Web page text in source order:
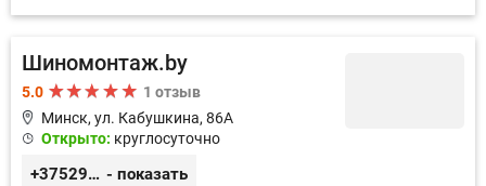
Шиномонтаж.by
5.0
1 отзыв
Минск, ул. Кабушкина, 86А
Открыто: круглосуточно
+375296911036 - показать